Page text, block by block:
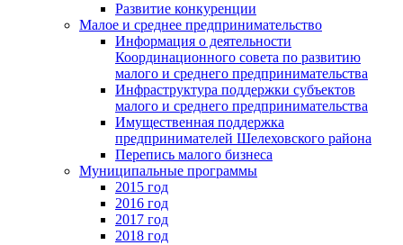
Развитие конкуренции
Малое и среднее предпринимательство
Информация о деятельности
Координационного совета по развитию
малого и среднего предпринимательства
Инфраструктура поддержки субъектов
малого и среднего предпринимательства
Имущественная поддержка
предпринимателей Шелеховского района
Перепись малого бизнеса
Муниципальные программы
2015 год
2016 год
2017 год
2018 год